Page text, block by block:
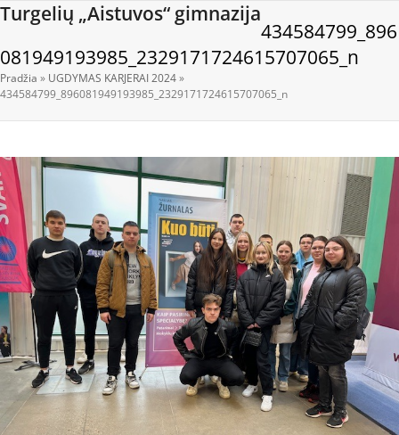
Skip
content
Turgelių „Aistuvos“ gimnazija
Open
menu
Close
menu
434584799_896
081949193985_2329171724615707065_n
Pradžia » UGDYMAS KARJERAI 2024»
434584799_896081949193985_2329171724615707065_n